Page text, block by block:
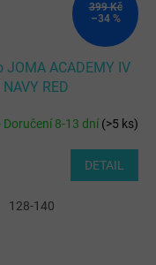
399 Kč
–34 %
ACADEMY IV
RED
Doručení 8-13 dní(>5 ks)
DETAIL
128-140